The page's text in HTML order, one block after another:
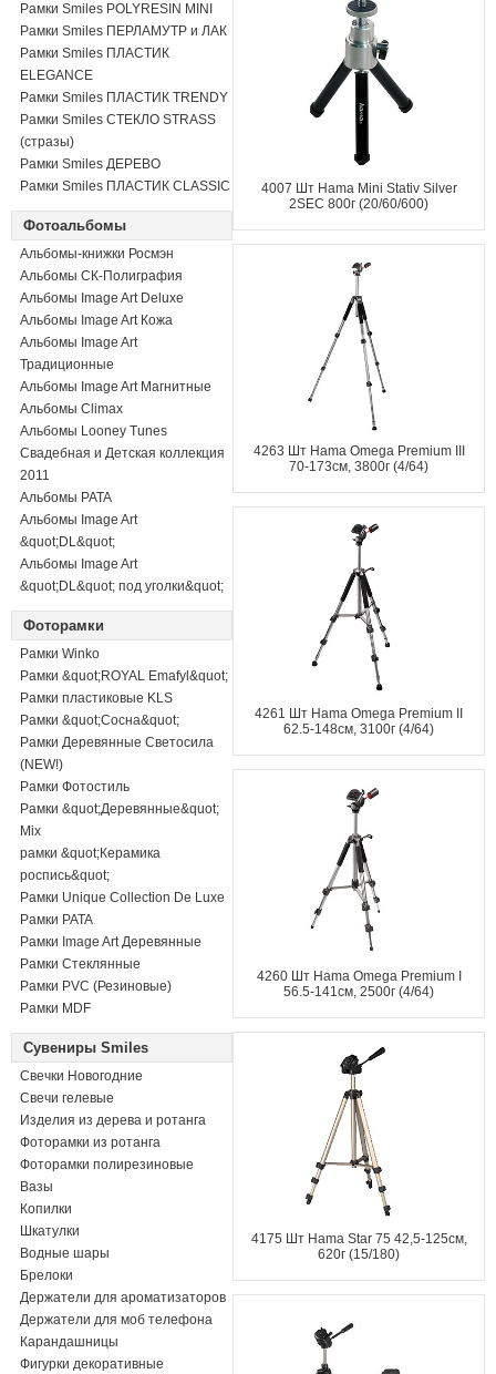
Рамки Smiles POLYRESIN MINI
Рамки Smiles ПЕРЛАМУТР и ЛАК
Рамки Smiles ПЛАСТИК
ELEGANCE
Рамки Smiles ПЛАСТИК TRENDY
Рамки Smiles СТЕКЛО STRASS
(стразы)
Рамки Smiles ДЕРЕВО
Рамки Smiles ПЛАСТИК CLASSIC
Фотоальбомы
Альбомы-книжки Росмэн
Альбомы СК-Полиграфия
Альбомы Image Art Deluxe
Альбомы Image Art Кожа
Альбомы Image Art
Традиционные
Альбомы Image Art Магнитные
Альбомы Climax
Альбомы Looney Tunes
Свадебная и Детская коллекция
2011
Альбомы PATA
Альбомы Image Art
&quot;DL&quot;
Альбомы Image Art
&quot;DL&quot; под уголки&quot;
Фоторамки
Рамки Winko
Рамки &quot;ROYAL Emafyl&quot;
Рамки пластиковые KLS
Рамки &quot;Сосна&quot;
Рамки Деревянные Светосила
(NEW!)
Рамки Фотостиль
Рамки &quot;Деревянные&quot;
Mix
рамки &quot;Керамика
роспись&quot;
Рамки Unique Collection De Luxe
Рамки PATA
Рамки Image Art Деревянные
Рамки Стеклянные
Рамки PVC (Резиновые)
Рамки MDF
Сувениры Smiles
Свечки Новогодние
Свечи гелевые
Изделия из дерева и ротанга
Фоторамки из ротанга
Фоторамки полирезиновые
Вазы
Копилки
Шкатулки
Водные шары
Брелоки
Держатели для ароматизаторов
Держатели для моб телефона
Карандашницы
Фигурки декоративные
4007 Шт Hama Mini Stativ Silver
2SEC 800г (20/60/600)
4263 Шт Hama Omega Premium III
70-173см, 3800г (4/64)
4261 Шт Hama Omega Premium II
62.5-148см, 3100г (4/64)
4260 Шт Hama Omega Premium I
56.5-141см, 2500г (4/64)
4175 Шт Hama Star 75 42,5-125см,
620г (15/180)